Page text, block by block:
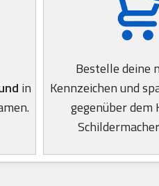
in
Bestelle deine
Kennzeichen und
gegenüber dem